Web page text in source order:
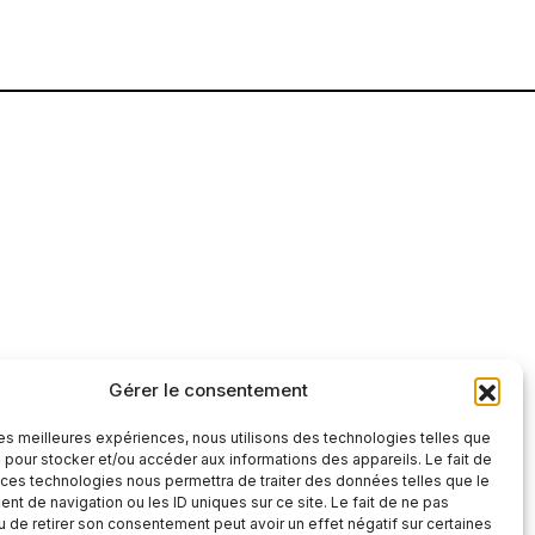
Gérer le consentement
meilleures expériences, nous utilisons des technologies telles que
stocker et/ou accéder aux informations des appareils. Le fait de
technologies nous permettra de traiter des données telles que le
de navigation ou les ID uniques sur ce site. Le fait de ne pas
de retirer son consentement peut avoir un effet négatif sur certaines
et factuelle
S'abonner
S'abonner
vous confirmez que vous avez lu et
confidentialité et nosconditions